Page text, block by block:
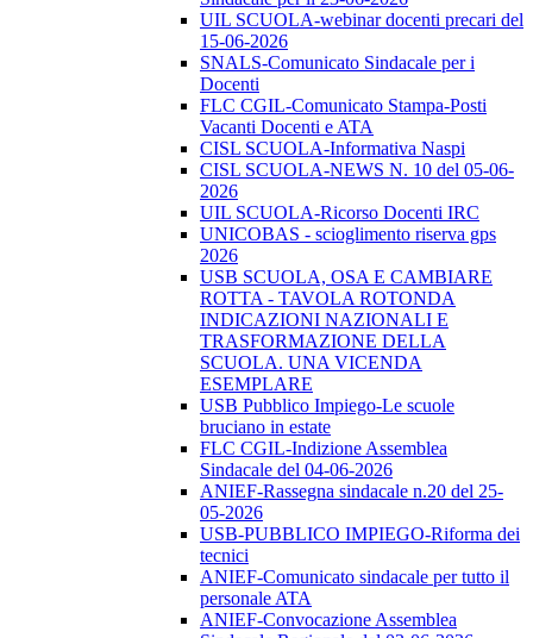
UIL SCUOLA-webinar docenti precari del
15-06-2026
SNALS-Comunicato Sindacale per i
Docenti
FLC CGIL-Comunicato Stampa-Posti
Vacanti Docenti e ATA
CISL SCUOLA-Informativa Naspi
CISL SCUOLA-NEWS N. 10 del 05-06-
2026
UIL SCUOLA-Ricorso Docenti IRC
UNICOBAS - scioglimento riserva gps
2026
USB SCUOLA, OSA E CAMBIARE
ROTTA - TAVOLA ROTONDA
INDICAZIONI NAZIONALI E
TRASFORMAZIONE DELLA
SCUOLA. UNA VICENDA
ESEMPLARE
USB Pubblico Impiego-Le scuole
bruciano in estate
FLC CGIL-Indizione Assemblea
Sindacale del 04-06-2026
ANIEF-Rassegna sindacale n.20 del 25-
05-2026
USB-PUBBLICO IMPIEGO-Riforma dei
tecnici
ANIEF-Comunicato sindacale per tutto il
personale ATA
ANIEF-Convocazione Assemblea